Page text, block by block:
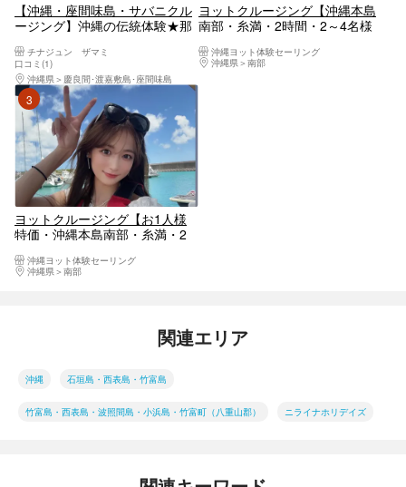
【沖縄・座間味島・サバニクル
ージング】沖縄の伝統体験★那
こだけ、サバニ&シュノーケル
ツアー！風と人力だけで進む木
造船で無人島へ！
チナジュン ザマミ
口コミ(1)
沖縄県
慶良間･渡嘉敷島･座間味島
ヨットクルージング【沖縄本島
南部・糸満・2時間・2～4名様
沖縄ヨット体験セーリング
沖縄県
南部
3位
ヨットクルージング【お1人様
特価・沖縄本島南部・糸満・2
沖縄ヨット体験セーリング
沖縄県
南部
関連エリア
沖縄 石垣島・西表島・竹富島
竹富島・西表島・波照間島・小浜島・竹富町（八重山郡） ニライナホリデイズ